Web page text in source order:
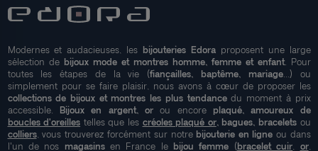
Modernes et audacieuses, les bijouteries Edoraproposent une large
sélection de bijoux mode et montres homme, femme et enfant. Pour
toutes les étapes de la vie (fiançailles, baptême, mariage...) ou
simplement pour se faire plaisir, nous avons à cœur de proposer les
collections de bijoux et montres les plus tendancedu moment à prix
accessible. Bijoux en argent, orou encore plaqué, amoureux de
boucles d'oreilles telles que les créoles plaqué or, bagues, braceletsou
colliers, vous trouverez forcément sur notre bijouterie en ligne ou dans
l'un de nos magasinsen France le bijou femme (bracelet cuir or,